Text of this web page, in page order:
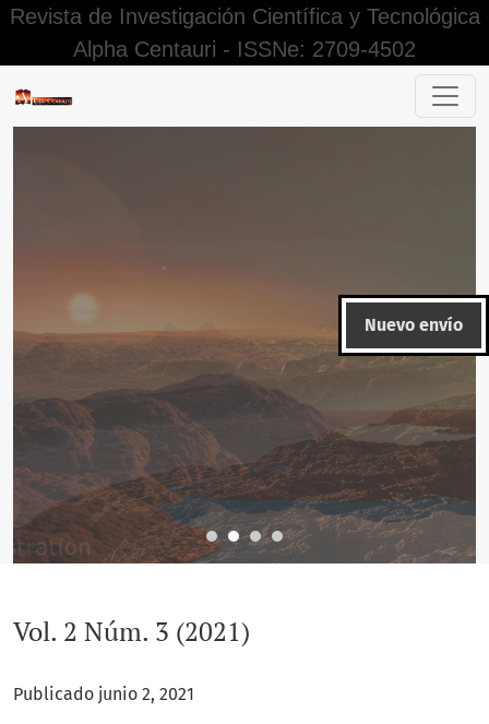
Revista de Investigación Científica y Tecnológica
Alpha Centauri - ISSNe: 2709-4502
Vol. 2 Núm. 3 (2021): ALPHA CENTAURI (Julio - Setiembre)
Nuevo envío
Vol. 2 Núm. 3 (2021)
Publicado junio 2, 2021